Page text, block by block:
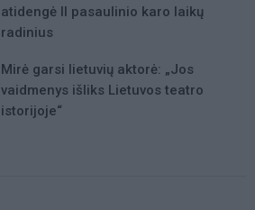
atidengė II pasaulinio karo laikų
radinius
Mirė garsi lietuvių aktorė: „Jos
vaidmenys išliks Lietuvos teatro
istorijoje“